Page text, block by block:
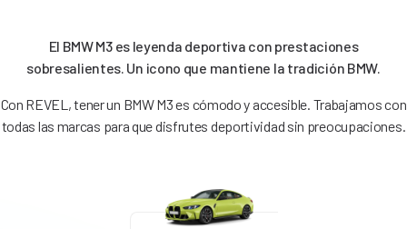
El BMW M3 es leyenda deportiva con prestaciones
sobresalientes. Un icono que mantiene la tradición BMW.
Con REVEL, tener un BMW M3 es cómodo y accesible. Trabajamos con
todas las marcas para que disfrutes deportividad sin preocupaciones.